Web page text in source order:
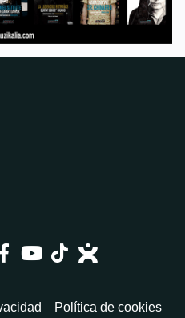
Política de cookies